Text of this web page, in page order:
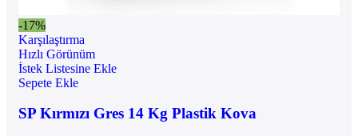
-17%
Karşılaştırma
Hızlı Görünüm
İstek Listesine Ekle
Sepete Ekle
SP Kırmızı Gres 14 Kg Plastik Kova